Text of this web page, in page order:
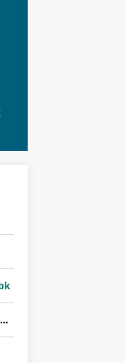
PT Bank Rakyat Indonesia (Persero) Tbk